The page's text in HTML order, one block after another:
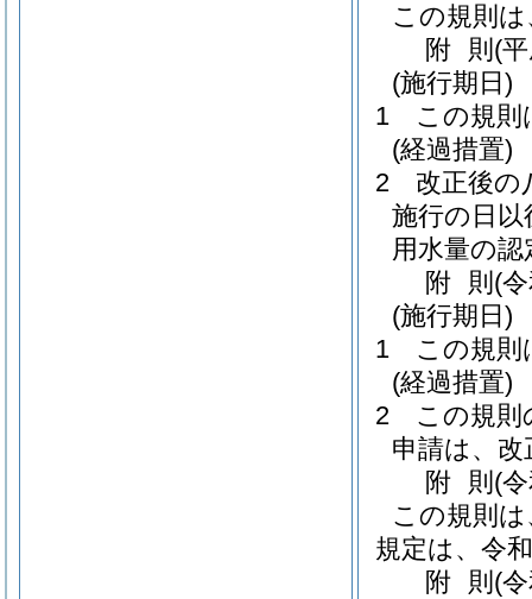
この規則
附 則 (
(施行期日)
1
この規則
(経過措置)
2
改正後の
施行の日
用水量の
附 則 (
(施行期日)
1
この規則
(経過措置)
2
この規
申請は、
附 則 (
この規則
規定は、令
附 則 (